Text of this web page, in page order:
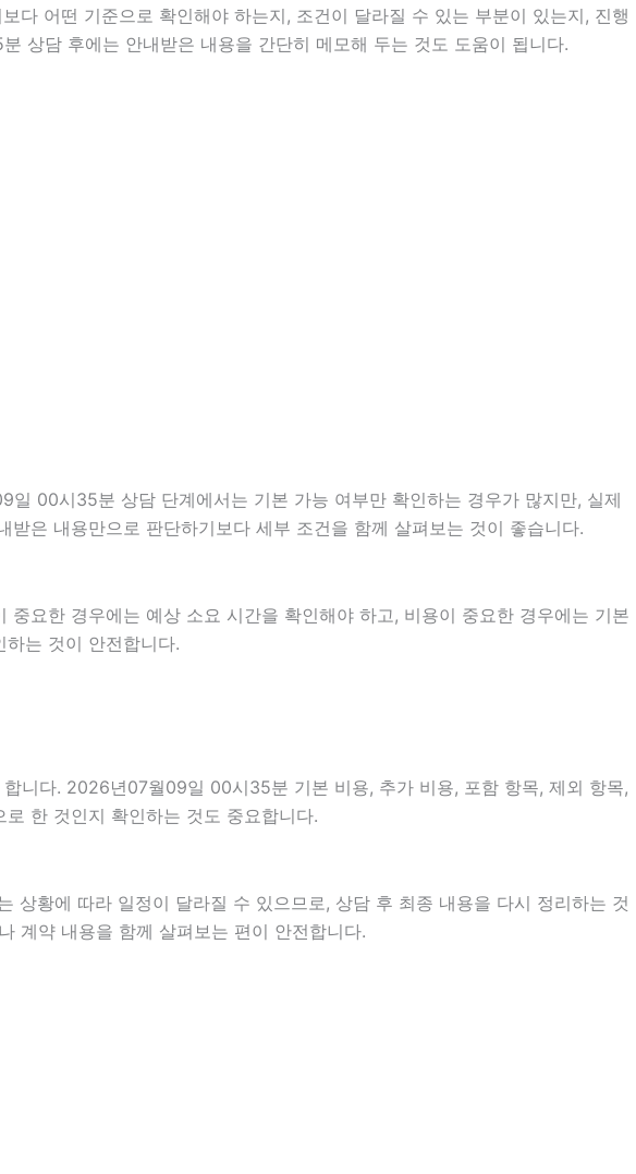
다 어떤 기준으로 확인해야 하는지, 조건이 달라질 수 있는 부분이 있는지, 진행
상담 후에는 안내받은 내용을 간단히 메모해 두는 것도 도움이 됩니다.
00시35분 상담 단계에서는 기본 가능 여부만 확인하는 경우가 많지만, 실제
은 내용만으로 판단하기보다 세부 조건을 함께 살펴보는 것이 좋습니다.
요한 경우에는 예상 소요 시간을 확인해야 하고, 비용이 중요한 경우에는 기본
는 것이 안전합니다.
니다. 2026년07월09일 00시35분 기본 비용, 추가 비용, 포함 항목, 제외 항목,
한 것인지 확인하는 것도 중요합니다.
상황에 따라 일정이 달라질 수 있으므로, 상담 후 최종 내용을 다시 정리하는 것
계약 내용을 함께 살펴보는 편이 안전합니다.